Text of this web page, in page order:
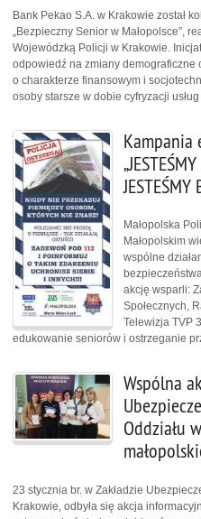
Bank Pekao S.A. w Krakowie został
„Bezpieczny Senior w Małopolsce”,
Wojewódzką Policji w Krakowie.
odpowiedź na zmiany demograficzne
o charakterze finansowym i
osoby starsze w dobie cyfryzacji usług
Kampania
JESTEŚMY
Małopolska
Małopolskim
wspólne
akcję wsparli:
Społecznych,
Telewizja TVP
edukowanie seniorów i ostrzeganie
Wspólna
Oddziału
23 stycznia br. w Zakładzie
Krakowie, odbyła się akcja